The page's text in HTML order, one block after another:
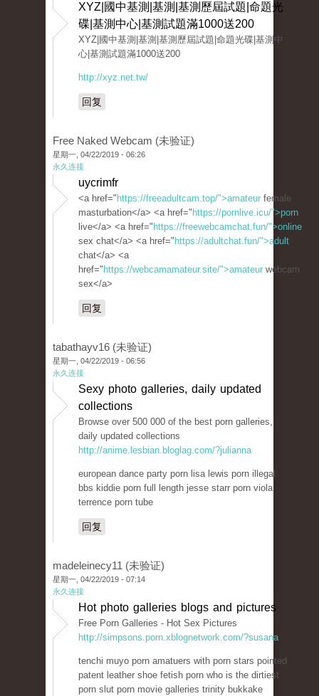
XYZ|國中基測|基測|基測歷屆試題|命題光
碟|基測中心|基測試題滿1000送200
XYZ|國中基測|基測|基測歷屆試題|命題光碟|基測中
心|基測試題滿1000送200
http://xyz.net.tw/
回复
Free Naked Webcam (未验证)
星期一, 04/22/2019 - 06:26
永久连接
uycrimfr
<a href=" https://freeadultcam.top/">amateur female
masturbation</a> <a href=" https://pornlive.icu/">porn
live</a> <a href=" https://freewebcamchat.fun/">online
sex chat</a> <a href=" https://adultchat.fun/">adult
chat</a> <a
href=" https://webcamamateur.site/">amateur webcam
sex</a>
回复
tabathayv16 (未验证)
星期一, 04/22/2019 - 06:56
永久连接
Sexy photo galleries, daily updated
collections
Browse over 500 000 of the best porn galleries,
daily updated collections
http://anime.lesbian.bloglag.com/?julianna
european dance party porn lisa lewis porn illegal
bbs kiddie porn full length jesse starr porn viola
terrence porn tube
回复
madeleinecy11 (未验证)
星期一, 04/22/2019 - 07:14
永久连接
Hot photo galleries blogs and pictures
Free Porn Galleries - Hot Sex Pictures
http://simpsons.porn.xblognetwork.com/?susana
tenchi muyo porn amatuers with porn stars pointed
patent leather shoe fetish porn who is the dirtiest
porn slut porn movie galleries trinity bukkake